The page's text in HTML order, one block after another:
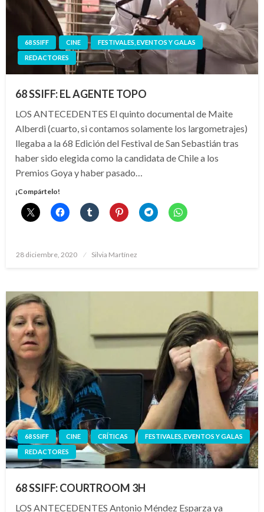
68 SSIFF CINE
FESTIVALES, EVENTOS Y GALAS
REDACTORES
68 SSIFF: EL AGENTE TOPO
LOS ANTECEDENTES El quinto documental de Maite
Alberdi (cuarto, si contamos solamente los largometrajes)
llegaba a la 68 Edición del Festival de San Sebastián tras
haber sido elegida como la candidata de Chile a los
Premios Goya y haber pasado…
¡Compártelo!
Publicado
28 diciembre, 2020 Silvia Martínez
68 SSIFF CINE CRÍTICAS
FESTIVALES, EVENTOS Y GALAS
REDACTORES
68 SSIFF: COURTROOM 3H
LOS ANTECEDENTES Antonio Méndez Esparza ya